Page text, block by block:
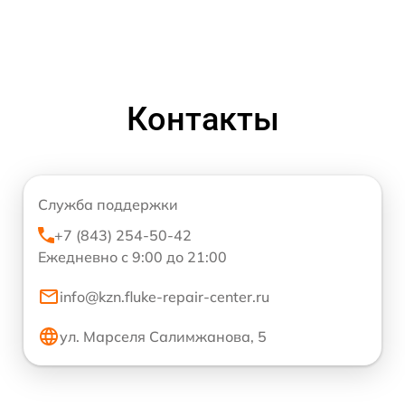
Контакты
Служба поддержки
+7 (843) 254-50-42
Ежедневно с 9:00 до 21:00
info@kzn.fluke-repair-center.ru
ул. Марселя Салимжанова, 5